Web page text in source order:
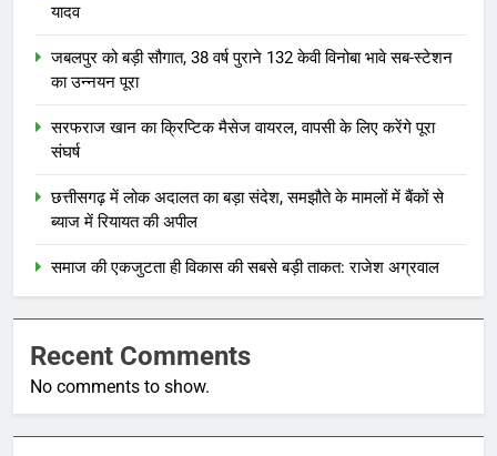
यादव
जबलपुर को बड़ी सौगात, 38 वर्ष पुराने 132 केवी विनोबा भावे सब-स्टेशन
का उन्नयन पूरा
सरफराज खान का क्रिप्टिक मैसेज वायरल, वापसी के लिए करेंगे पूरा
संघर्ष
छत्तीसगढ़ में लोक अदालत का बड़ा संदेश, समझौते के मामलों में बैंकों से
ब्याज में रियायत की अपील
समाज की एकजुटता ही विकास की सबसे बड़ी ताकत: राजेश अग्रवाल
Recent Comments
No comments to show.